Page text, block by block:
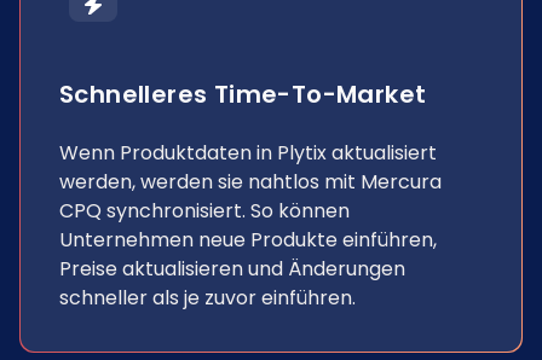
Schnelleres Time-To-Market
Wenn Produktdaten in Plytix aktualisiert
werden, werden sie nahtlos mit Mercura
CPQ synchronisiert. So können
Unternehmen neue Produkte einführen,
Preise aktualisieren und Änderungen
schneller als je zuvor einführen.